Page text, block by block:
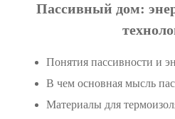
Пассивный дом:
Понятия пассивности и
В чем основная мысль
Материалы для